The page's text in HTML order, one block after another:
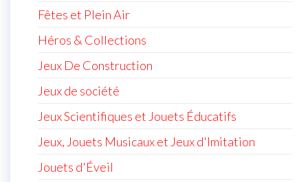
Fêtes et Plein Air
Héros & Collections
Jeux De Construction
Jeux de société
Jeux Scientifiques et Jouets Éducatifs
Jeux, Jouets Musicaux et Jeux d'Imitation
Jouets d'Éveil